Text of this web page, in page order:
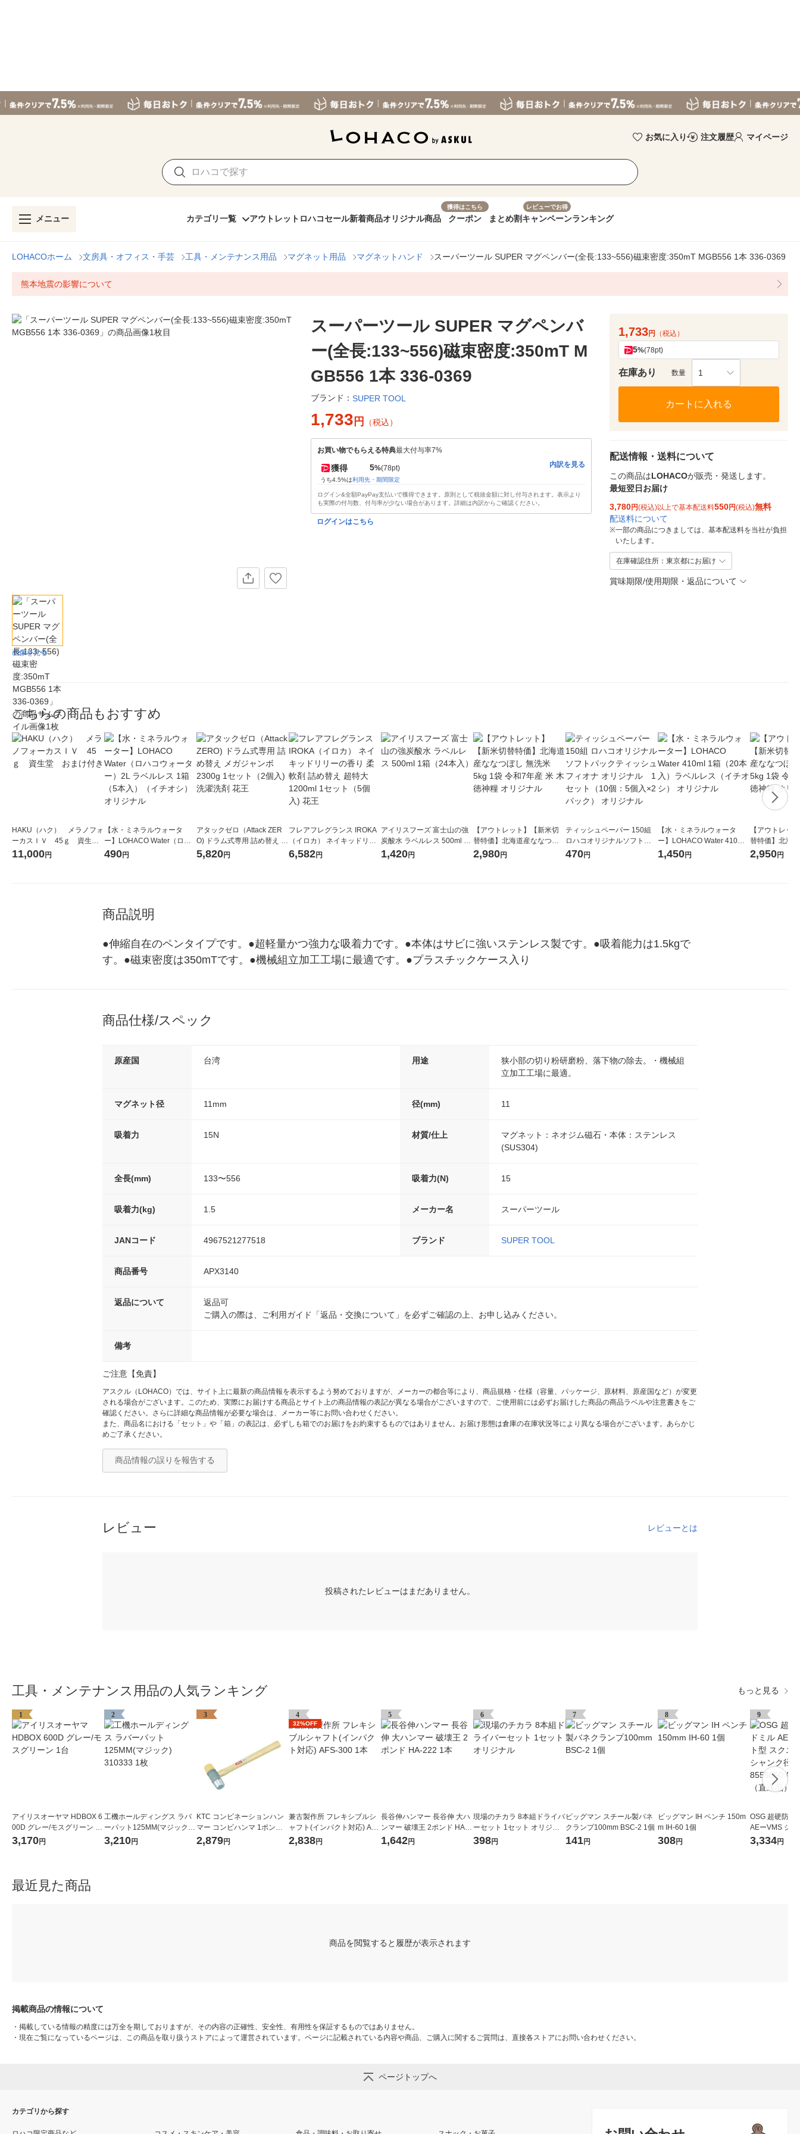
お気に入り 注文履歴 マイページ
メニュー カテゴリ一覧 アウトレット ロハコセール新着商品オリジナル商品
獲得はこちら
クーポン まとめ割
レビューでお得
キャンペーンランキング
LOHACOホーム 文房具・オフィス・手芸 工具・メンテナンス用品 マグネット用品 マグネットハンド スーパーツール SUPER マグペンバー(全長:133~556)磁束密度:350mT MGB556 1本 336-0369
熊本地震の影響について
画像を見る
スーパーツール SUPER マグペンバ
ー(全長:133~556)磁束密度:350mT M
GB556 1本 336-0369
ブランド： SUPER TOOL
1,733 円 （税込）
お買い物でもらえる特典最大付与率7%
獲得 5%(78pt)
うち4.5%は利用先・期間限定
内訳を見る
ログイン&全額PayPay支払いで獲得できます。原則として税抜金額に対し付与されます。表示より
も実際の付与数、付与率が少ない場合があります。詳細は内訳からご確認ください。
ログインはこちら
1,733円 （税込）
5%(78pt)
在庫あり 数量 1
カートに入れる
配送情報・送料について
この商品はLOHACOが販売・発送します。
最短翌日お届け
3,780円(税込)以上で基本配送料550円(税込)無料
配送料について
※一部の商品につきましては、基本配送料を当社が負担
いたします。
在庫確認住所：東京都にお届け
賞味期限/使用期限・返品について
こちらの商品もおすすめ
HAKU（ハク） メラノフォ
ーカスＩＶ 45ｇ 資生
堂 おまけ付き
11,000円
【水・ミネラルウォータ
ー】LOHACO Water（ロハ
コウォーター）2L ラベルレ
490円
アタックゼロ（Attack ZER
O) ドラム式専用 詰め替え メ
ガジャンボ 2300g 1セット
5,820円
フレアフレグランス IROKA
（イロカ） ネイキッドリリ
ーの香り 柔軟剤 詰め替え 超
6,582円
アイリスフーズ 富士山の強
炭酸水 ラベルレス 500ml 1
箱（24本入）
1,420円
【アウトレット】【新米切
替特価】北海道産ななつぼ
し 無洗米 5kg 1袋 令和7年産
2,980円
ティッシュペーパー 150組
ロハコオリジナルソフトパ
ックティッシュ フィオナ オ
470円
【水・ミネラルウォータ
ー】LOHACO Water 410ml
1箱（20本入）ラベルレス
1,450円
【アウトレッ
替特価】北海
し 精白米 5kg
2,950円
商品説明
●伸縮自在のペンタイプです。●超軽量かつ強力な吸着力です。●本体はサビに強いステンレス製です。●吸着能力は1.5kgで
す。●磁束密度は350mTです。●機械組立加工工場に最適です。●プラスチックケース入り
商品仕様/スペック
原産国 台湾 用途
狭小部の切り粉研磨粉、落下物の除去。・機械組
立加工工場に最適。
マグネット径 11mm 径(mm) 11
吸着力 15N 材質/仕上
マグネット：ネオジム磁石・本体：ステンレス
(SUS304)
全長(mm) 133〜556 吸着力(N) 15
吸着力(kg) 1.5 メーカー名 スーパーツール
JANコード 4967521277518 ブランド SUPER TOOL
商品番号 APX3140
返品について
返品可
ご購入の際は、ご利用ガイド「返品・交換について」を必ずご確認の上、お申し込みください。
備考
ご注意【免責】
アスクル（LOHACO）では、サイト上に最新の商品情報を表示するよう努めておりますが、メーカーの都合等により、商品規格・仕様（容量、パッケージ、原材料、原産国など）が変更
される場合がございます。このため、実際にお届けする商品とサイト上の商品情報の表記が異なる場合がございますので、ご使用前には必ずお届けした商品の商品ラベルや注意書きをご
確認ください。さらに詳細な商品情報が必要な場合は、メーカー等にお問い合わせください。
また、商品名における「セット」や「箱」の表記は、必ずしも箱でのお届けをお約束するものではありません。お届け形態は倉庫の在庫状況等により異なる場合がございます。あらかじ
めご了承ください。
商品情報の誤りを報告する
レビュー レビューとは
投稿されたレビューはまだありません。
工具・メンテナンス用品の人気ランキング もっと見る
1
アイリスオーヤマ HDBOX 6
00D グレー/モスグリーン 1
台
3,170円
2
工機ホールディングス ラバ
ーパット125MM(マジック) 3
10333 1枚
3,210円
3
KTC コンビネーションハン
マー コンビハンマ 1ポンド
頭径32mm、33mm 頭長100
2,879円
4
32%OFF
兼古製作所 フレキシブルシ
ャフト(インパクト対応) AFS
-300 1本
2,838円
5
長谷伸ハンマー 長谷伸 大ハ
ンマー 破壊王 2ポンド HA-2
22 1本
1,642円
6
現場のチカラ 8本組ドライバ
ーセット 1セット オリジナ
ル
398円
7
ビッグマン スチール製バネ
クランプ100mm BSC-2 1個
141円
8
ビッグマン IH ペンチ 150m
m IH-60 1個
308円
9
OSG 超硬防振
AEーVMS シ
エア 刃径5mm
3,334円
最近見た商品
商品を閲覧すると履歴が表示されます
掲載商品の情報について
・ 掲載している情報の精度には万全を期しておりますが、その内容の正確性、安全性、有用性を保証するものではありません。
・ 現在ご覧になっているページは、この商品を取り扱うストアによって運営されています。ページに記載されている内容や商品、ご購入に関するご質問は、直接各ストアにお問い合わせください。
ページトップへ
カテゴリから探す